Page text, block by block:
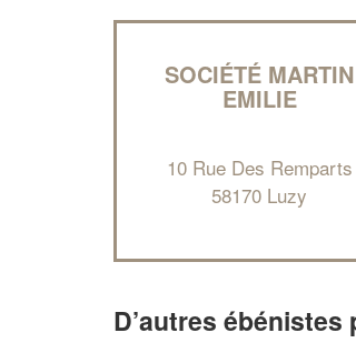
SOCIÉTÉ MARTIN
EMILIE
10 Rue Des Remparts
58170 Luzy
D’autres